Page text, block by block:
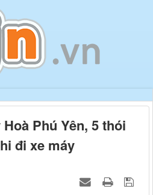
Phú Yên, 5 thói
đi xe máy